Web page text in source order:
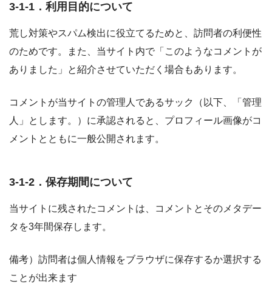
3-1-1．利用目的について
荒し対策やスパム検出に役立てるためと、訪問者の利便性
のためです。また、当サイト内で「このようなコメントが
ありました」と紹介させていただく場合もあります。
コメントが当サイトの管理人であるサック（以下、「管理
人」とします。）に承認されると、プロフィール画像がコ
メントとともに一般公開されます。
3-1-2．保存期間について
当サイトに残されたコメントは、コメントとそのメタデー
タを3年間保存します。
備考）訪問者は個人情報をブラウザに保存するか選択する
ことが出来ます